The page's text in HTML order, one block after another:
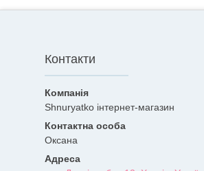
Контакти
Shnuryatko інтернет-магазин
Оксана